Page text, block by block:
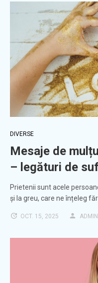
DIVERSE
Mesaje de
– legături de
Prietenii sunt acele
și la greu, care ne înțeleg
OCT. 15, 2025 ADMIN